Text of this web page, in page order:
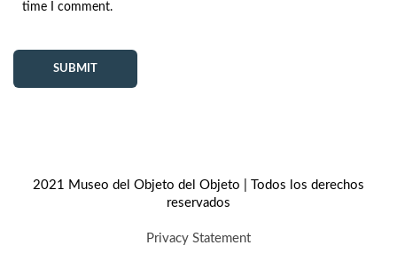
time I comment.
2021 Museo del Objeto del Objeto | Todos los derechos
reservados
Privacy Statement